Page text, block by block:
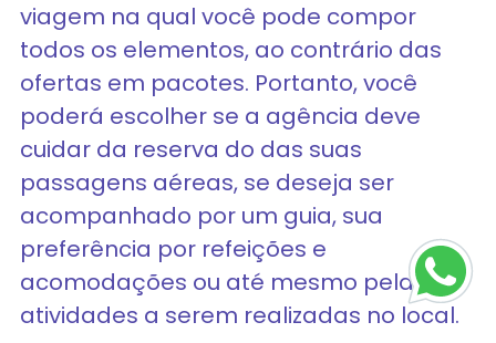
viagem na qual você pode compor
todos os elementos, ao contrário das
ofertas em pacotes. Portanto, você
poderá escolher se a agência deve
cuidar da reserva do das suas
passagens aéreas, se deseja ser
acompanhado por um guia, sua
preferência por refeições e
acomodações ou até mesmo pelas
atividades a serem realizadas no local.